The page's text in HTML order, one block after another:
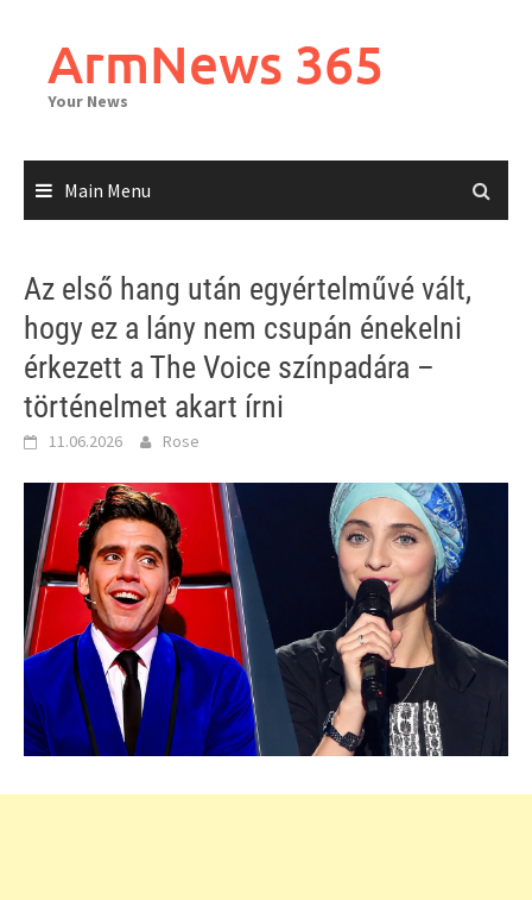
contentArmNews 365
Your News
Main Menu
Az első hang után egyértelművé vált,
hogy ez a lány nem csupán énekelni
érkezett a The Voice színpadára –
történelmet akart írni
11.06.2026 Rose